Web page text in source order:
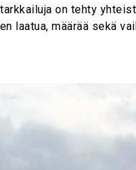
on tehty
laatua, määrää sekä